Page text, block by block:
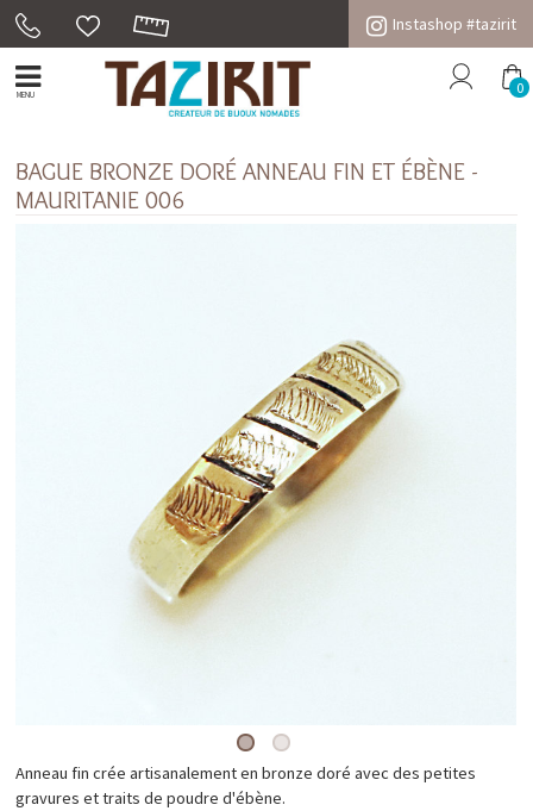
Instashop #tazirit
MENU 0
BAGUE BRONZE DORÉ ANNEAU FIN ET ÉBÈNE -
MAURITANIE 006
Anneau fin crée artisanalement en bronze doré avec des petites
gravures et traits de poudre d'ébène.